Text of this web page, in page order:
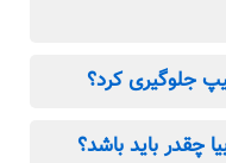
جلوگیری کرد؟
چقدر باید باشد؟